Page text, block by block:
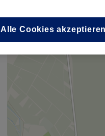
Alle Cookies akzeptieren